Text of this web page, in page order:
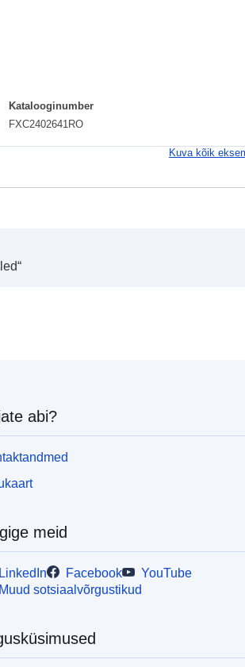
Katalooginumber
FXC2402641RO
Kuva kõik
abi?
meid
LinkedIn Facebook
YouTube
Muud sotsiaalvõrgustikud